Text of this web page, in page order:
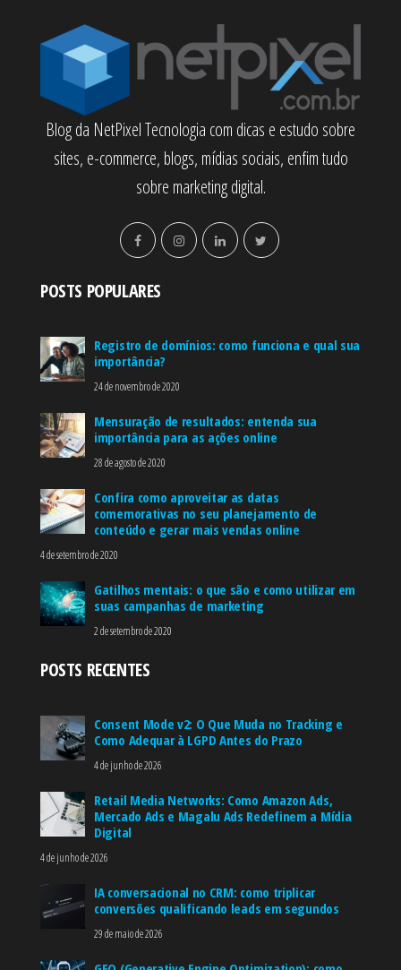
Blog da NetPixel Tecnologia com dicas e estudo sobre
sites, e-commerce, blogs, mídias sociais, enfim tudo
sobre marketing digital.
POSTS POPULARES
Registro de domínios: como funciona e qual sua
importância?
24 de novembro de 2020
Mensuração de resultados: entenda sua
importância para as ações online
28 de agosto de 2020
Confira como aproveitar as datas
comemorativas no seu planejamento de
conteúdo e gerar mais vendas online
4 de setembro de 2020
Gatilhos mentais: o que são e como utilizar em
suas campanhas de marketing
2 de setembro de 2020
POSTS RECENTES
Consent Mode v2: O Que Muda no Tracking e
Como Adequar à LGPD Antes do Prazo
4 de junho de 2026
Retail Media Networks: Como Amazon Ads,
Mercado Ads e Magalu Ads Redefinem a Mídia
Digital
4 de junho de 2026
IA conversacional no CRM: como triplicar
conversões qualificando leads em segundos
29 de maio de 2026